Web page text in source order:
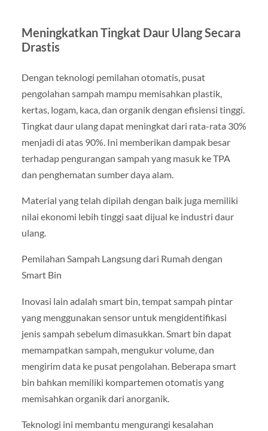
Meningkatkan Tingkat Daur Ulang Secara
Drastis
Dengan teknologi pemilahan otomatis, pusat
pengolahan sampah mampu memisahkan plastik,
kertas, logam, kaca, dan organik dengan efisiensi tinggi.
Tingkat daur ulang dapat meningkat dari rata-rata 30%
menjadi di atas 90%. Ini memberikan dampak besar
terhadap pengurangan sampah yang masuk ke TPA
dan penghematan sumber daya alam.
Material yang telah dipilah dengan baik juga memiliki
nilai ekonomi lebih tinggi saat dijual ke industri daur
ulang.
Pemilahan Sampah Langsung dari Rumah dengan
Smart Bin
Inovasi lain adalah smart bin, tempat sampah pintar
yang menggunakan sensor untuk mengidentifikasi
jenis sampah sebelum dimasukkan. Smart bin dapat
memampatkan sampah, mengukur volume, dan
mengirim data ke pusat pengolahan. Beberapa smart
bin bahkan memiliki kompartemen otomatis yang
memisahkan organik dari anorganik.
Teknologi ini membantu mengurangi kesalahan